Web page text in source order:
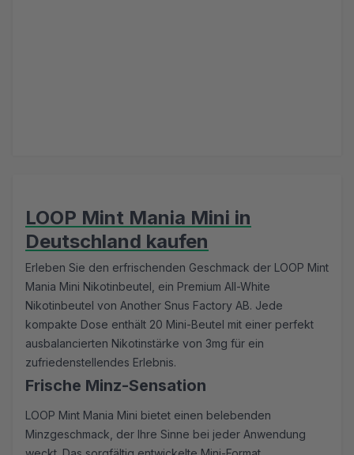
LOOP Mint Mania Mini in
Deutschland kaufen
Erleben Sie den erfrischenden Geschmack der LOOP Mint
Mania Mini Nikotinbeutel, ein Premium All-White
Nikotinbeutel von Another Snus Factory AB. Jede
kompakte Dose enthält 20 Mini-Beutel mit einer perfekt
ausbalancierten Nikotinstärke von 3mg für ein
zufriedenstellendes Erlebnis.
Frische Minz-Sensation
LOOP Mint Mania Mini bietet einen belebenden
Minzgeschmack, der Ihre Sinne bei jeder Anwendung